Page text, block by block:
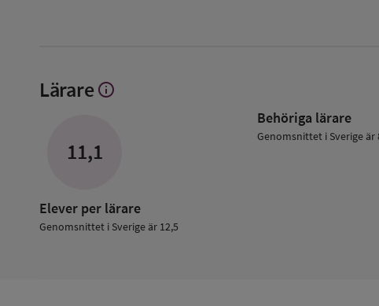
Lärare Visa
info
11,1
Elever per lärare
Genomsnittet i Sverige är 12,5
Behöriga lärare
Genomsnittet i Sverige är